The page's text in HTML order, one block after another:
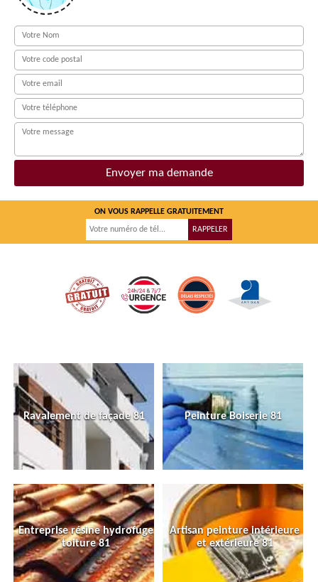
ON VOUS RAPPELLE GRATUITEMENT
Ravalement de façade 81 Peinture Boiserie 81
Entreprise résine hydrofuge
toiture 81
Artisan peinture intérieure
et extérieure 81